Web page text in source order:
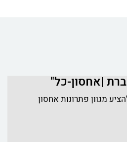
|אחסון-כל"
מגוון פתרונות אחסון